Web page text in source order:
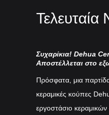
Τελευταία
Συχαρίκια! Dehua
Αποστέλλεται στο
Πρόσφατα, μια
κεραμικές κούπες
εργοστάσιο